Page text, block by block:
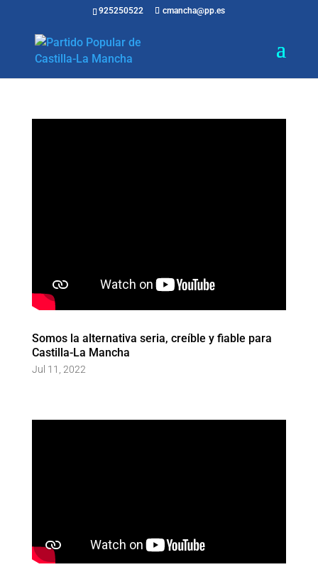
925250522 cmancha@pp.es
Somos la alternativa seria, creíble y fiable para
Castilla-La Mancha
Jul 11, 2022